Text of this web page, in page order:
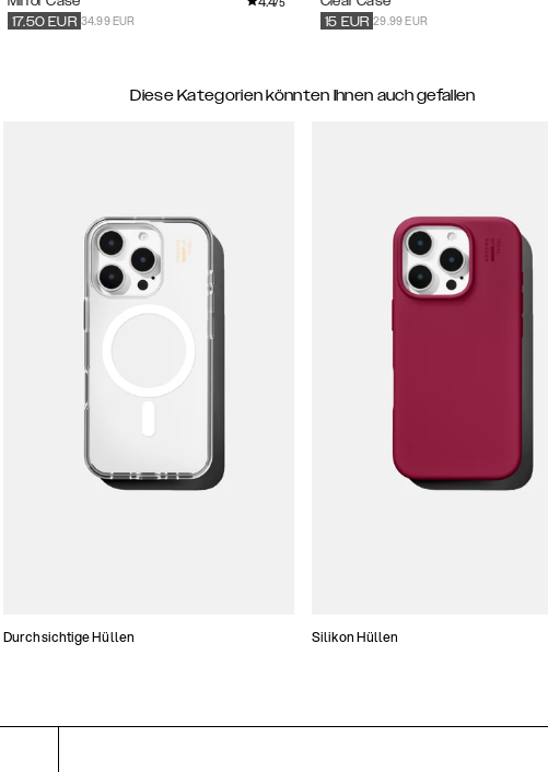
34.99 EUR
17.50 EUR
29.99 EUR
15 EUR
Diese Kategorien könnten Ihnen auch gefallen
Durchsichtige Hüllen Silikon Hüllen